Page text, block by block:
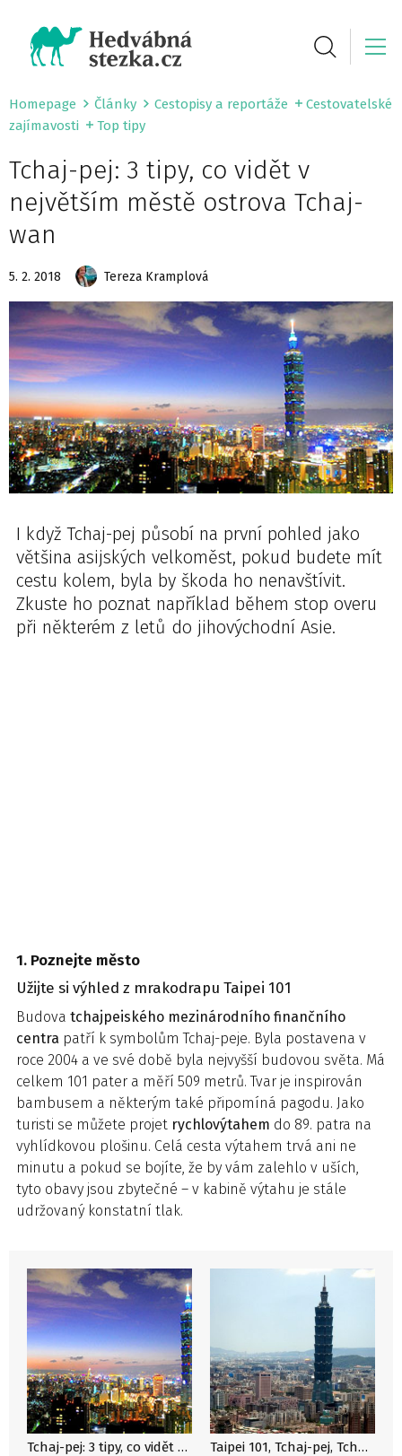
Homepage Články Cestopisy a reportáže
Cestovatelské
zajímavosti
Top tipy
Tchaj-pej: 3 tipy, co vidět v
největším městě ostrova Tchaj-
wan
5. 2. 2018 Tereza Kramplová
I když Tchaj-pej působí na první pohled jako
většina asijských velkoměst, pokud budete mít
cestu kolem, byla by škoda ho nenavštívit.
Zkuste ho poznat například během stop overu
při některém z letů do jihovýchodní Asie.
1. Poznejte město
Užijte si výhled z mrakodrapu Taipei 101
Budova tchajpeiského mezinárodního finančního
centra patří k symbolům Tchaj-peje. Byla postavena v
roce 2004 a ve své době byla nejvyšší budovou světa. Má
celkem 101 pater a měří 509 metrů. Tvar je inspirován
bambusem a některým také připomíná pagodu. Jako
turisti se můžete projet rychlovýtahem do 89. patra na
vyhlídkovou plošinu. Celá cesta výtahem trvá ani ne
minutu a pokud se bojíte, že by vám zalehlo v uších,
tyto obavy jsou zbytečné – v kabině výtahu je stále
udržovaný konstatní tlak.
Tchaj-pej: 3 tipy, co vidět v největším městě ostrova Tchaj-wan Taipei 101, Tchaj-pej, Tchai-wan